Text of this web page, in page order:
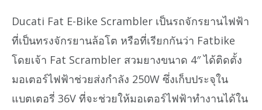
Ducati Fat E-Bike Scrambler เป็นรถจักรยานไฟฟ้า
ที่เป็นทรงจักรยานล้อโต หรือที่เรียกกันว่า Fatbike
โดยเจ้า Fat Scrambler สวมยางขนาด 4″ ได้ติดตั้ง
มอเตอร์ไฟฟ้าช่วยส่งกำลัง 250W ซึ่งเก็บประจุใน
แบตเตอรี่ 36V ที่จะช่วยให้มอเตอร์ไฟฟ้าทำงานได้ใน